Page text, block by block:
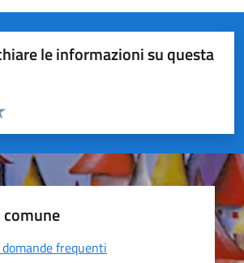
le informazioni su questa
pagina
5 stelle su 5
4 stelle su 5
su 5
su 5
frequenti